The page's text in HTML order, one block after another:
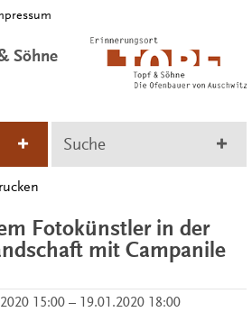
Söhne
Suche
Fotokünstler in der
mit Campanile
15:00 – 19.01.2020 18:00